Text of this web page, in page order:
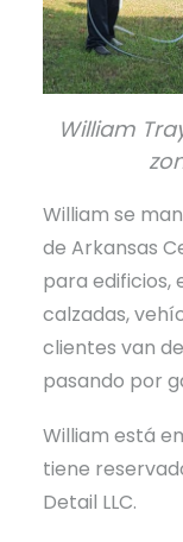
William
William se
de Arkansas
para edificios,
calzadas,
clientes van
pasando por
William está
tiene
Detail LLC.